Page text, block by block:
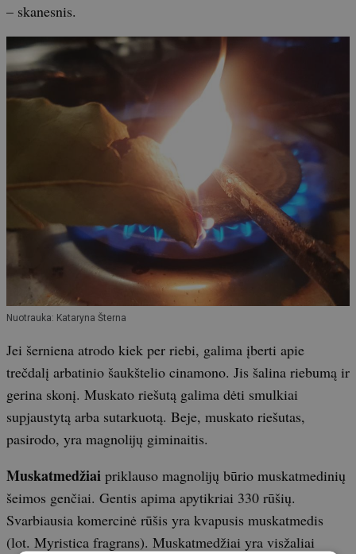
– skanesnis.
Nuotrauka: Kataryna Šterna
Jei šerniena atrodo kiek per riebi, galima įberti apie
trečdalį arbatinio šaukštelio cinamono. Jis šalina riebumą ir
gerina skonį. Muskato riešutą galima dėti smulkiai
supjaustytą arba sutarkuotą. Beje, muskato riešutas,
pasirodo, yra magnolijų giminaitis.
Muskatmedžiai priklauso magnolijų būrio muskatmedinių
šeimos genčiai. Gentis apima apytikriai 330 rūšių.
Svarbiausia komercinė rūšis yra kvapusis muskatmedis
(lot. Myristica fragrans). Muskatmedžiai yra visžaliai